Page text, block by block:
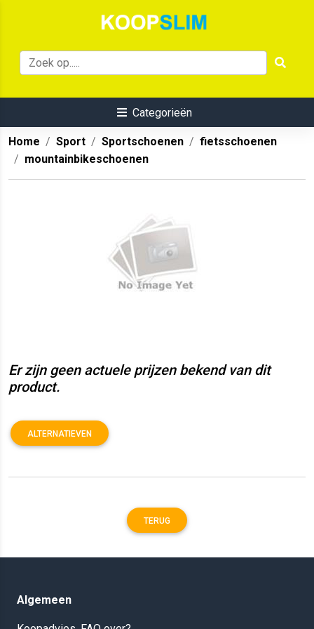
Categorieën
Home Sport Sportschoenen
fietsschoenen
mountainbikeschoenen
Er zijn geen actuele prijzen bekend van dit
product.
ALTERNATIEVEN
TERUG
Algemeen